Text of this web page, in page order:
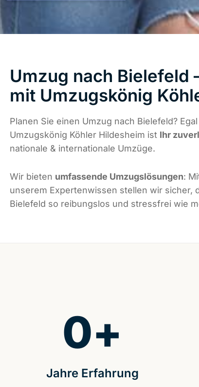
Umzug nach Bielefeld
mit Umzugskönig
Planen Sie einen Umzug nach Bielefeld?
Umzugskönig Köhler Hildesheim ist Ihr
nationale & internationale Umzüge.
Wir bieten umfassende Umzugslösungen:
unserem Expertenwissen stellen wir sicher,
Bielefeld so reibungslos und stressfrei wie
Jahre Erfahrung
0+